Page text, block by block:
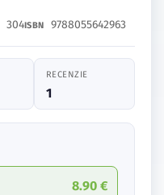
304ISBN 9788055642963
RECENZIE
1
8.90 €